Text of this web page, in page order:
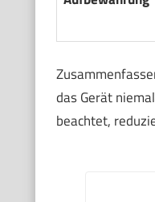
das Gerät
beachtet,